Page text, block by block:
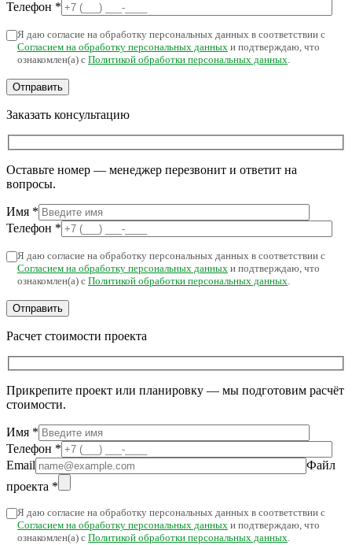
Телефон *
Я даю согласие на обработку персональных данных в соответствии с
Согласием на обработку персональных данных и подтверждаю, что
ознакомлен(а) с Политикой обработки персональных данных.
Заказать консультацию
Оставьте номер — менеджер перезвонит и ответит на
вопросы.
Имя *
Телефон *
Я даю согласие на обработку персональных данных в соответствии с
Согласием на обработку персональных данных и подтверждаю, что
ознакомлен(а) с Политикой обработки персональных данных.
Расчет стоимости проекта
Прикрепите проект или планировку — мы подготовим расчёт
стоимости.
Имя *
Телефон *
Email
Файл
проекта *
Я даю согласие на обработку персональных данных в соответствии с
Согласием на обработку персональных данных и подтверждаю, что
ознакомлен(а) с Политикой обработки персональных данных.